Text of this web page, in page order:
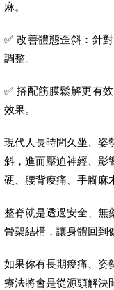
麻。
✅ 改善體態歪斜：針
調整。
✅ 搭配筋膜鬆解更有
效果。
現代人長時間久坐、姿
斜，進而壓迫神經、影
硬、腰背痠痛、手腳麻
整脊就是透過安全、無
骨架結構，讓身體回到
如果你有長期痠痛、姿
療法將會是從源頭解決